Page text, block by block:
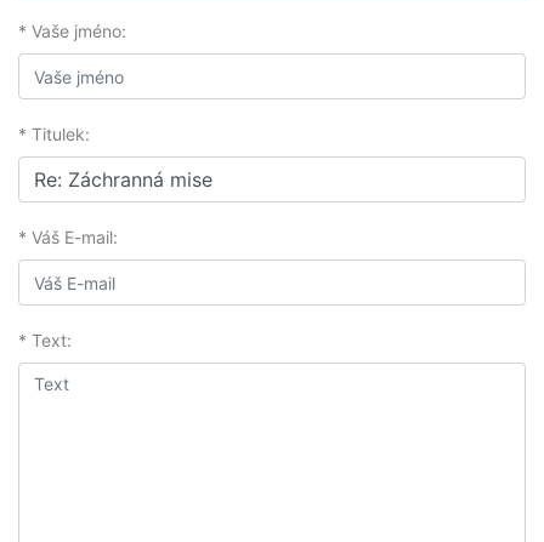
* Vaše jméno:
* Titulek:
* Váš E-mail:
* Text: